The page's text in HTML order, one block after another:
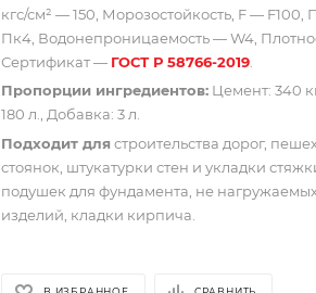
кгс/см² — 150, Морозостойкость, F —
Пк4, Водонепроницаемость — W4,
Сертификат — ГОСТ Р 58766-2019
Пропорции ингредиентов: Цемент: 340
180 л., Добавка: 3 л.
Подходит для строительства дорог,
стоянок, штукатурки стен и укладки
подушек для фундамента, не
изделий, кладки кирпича.